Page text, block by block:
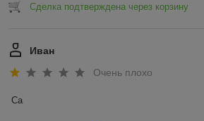
Сделка подтверждена через корзину
Иван
Очень плохо
Са